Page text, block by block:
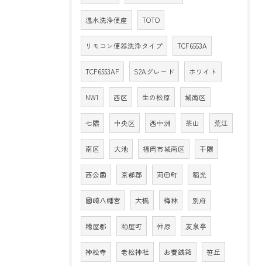
温水洗浄便座 TOTO
リモコン便器洗浄タイプ TCF6553A
TCF6553AF S2Aグレード ホワイト
NW1 西区 生の松原 城南区
七隈 中央区 西中洲 茶山 荒江
南区 大池 福岡市城南区 干隈
西公園 京都郡 苅田町 稲光
國崎八幡宮 大橋 梅林 別府
糟屋郡 粕屋町 仲原 友泉亭
神松寺 老松神社 お賽銭箱 笹丘